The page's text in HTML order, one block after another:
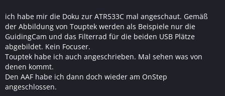
ich habe mir die Doku zur ATR533C mal angeschaut. Gemäß
der Abbildung von Touptek werden als Beispiele nur die
GuidingCam und das Filterrad für die beiden USB Plätze
abgebildet. Kein Focuser.
Touptek habe ich auch angeschrieben. Mal sehen was von
denen kommt.
Den AAF habe ich dann doch wieder am OnStep
angeschlossen.